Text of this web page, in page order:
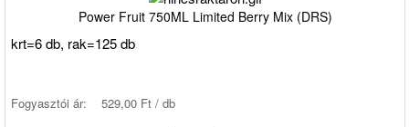
Power Fruit 750ML Limited Berry Mix (DRS)
krt=6 db, rak=125 db
Fogyasztói ár: 529,00 Ft / db